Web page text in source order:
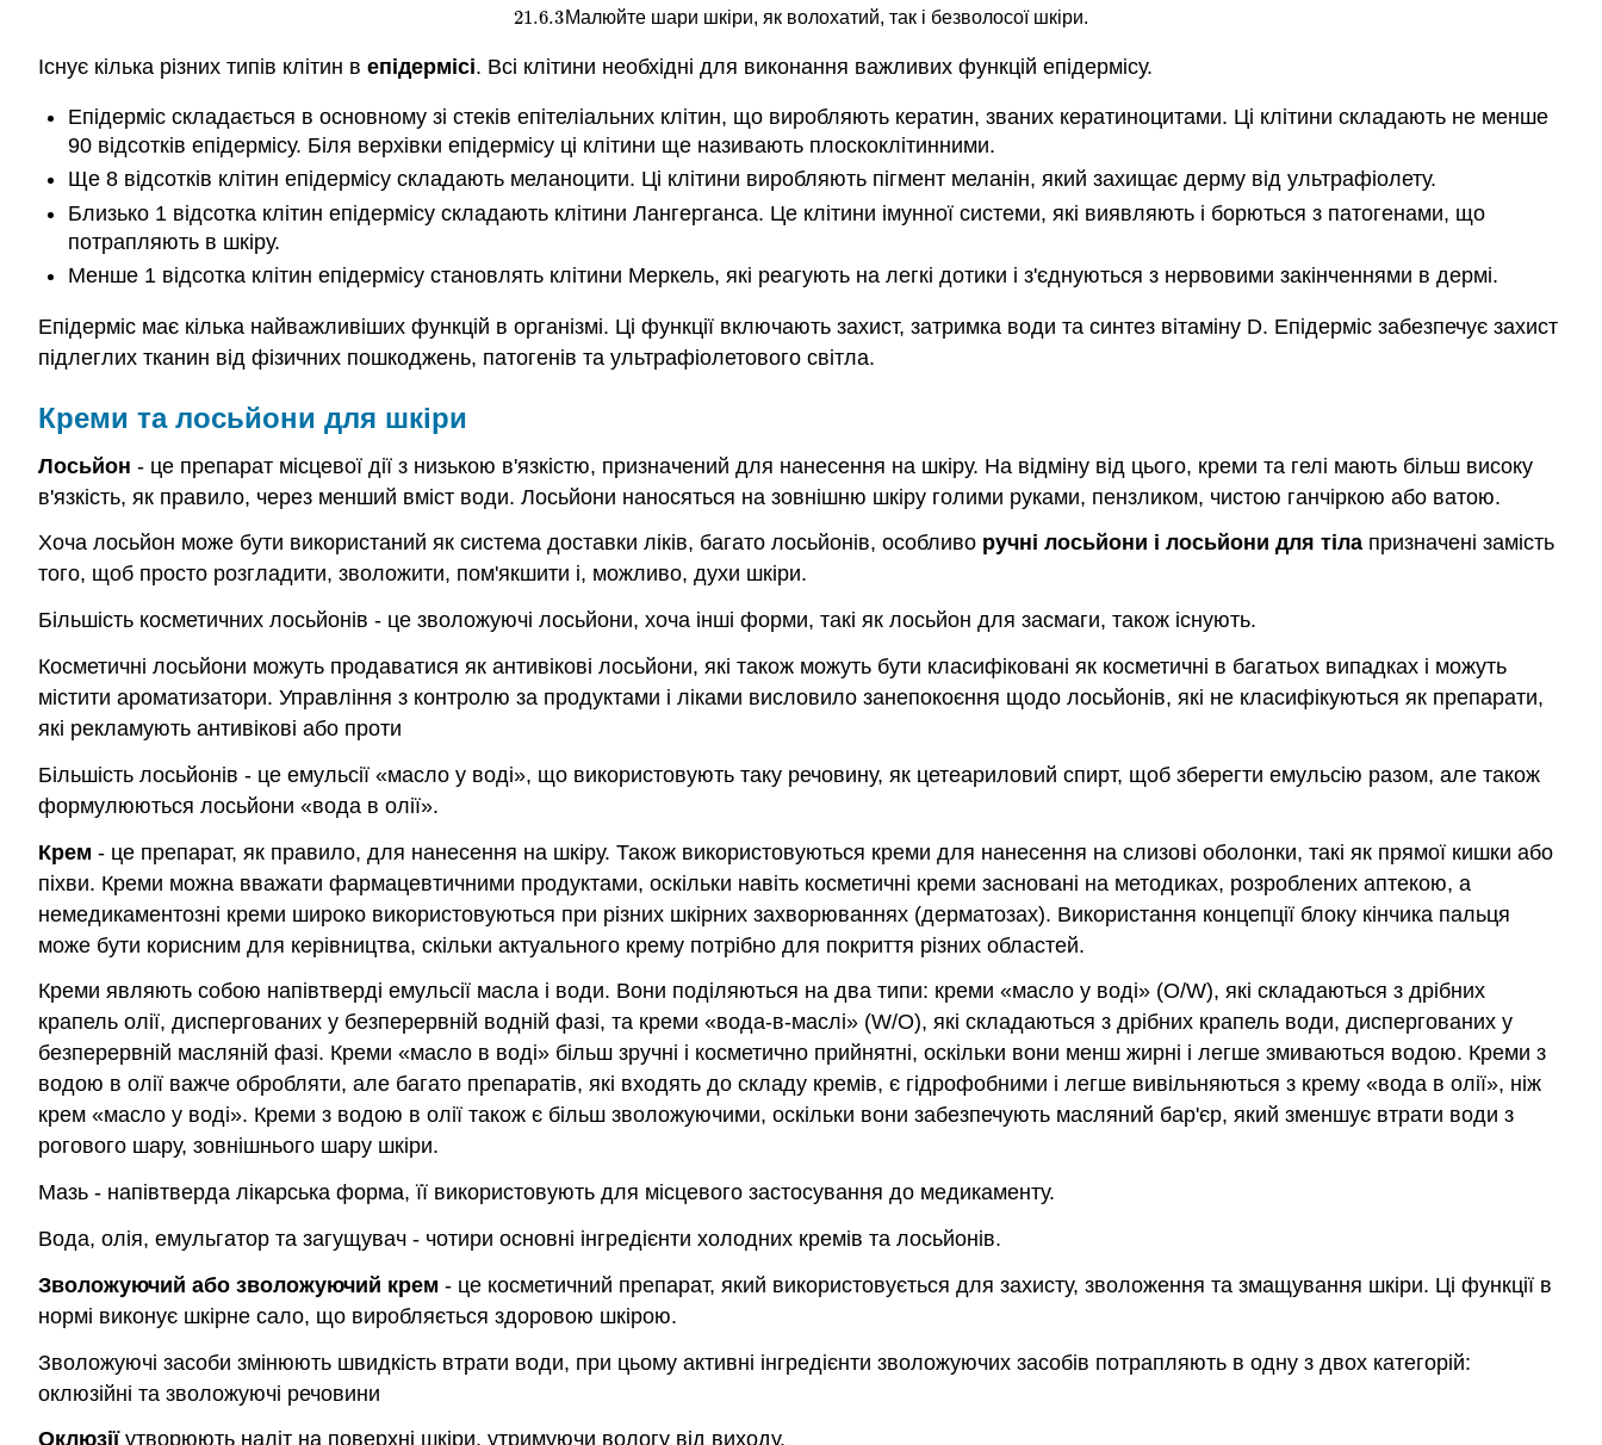
21.6.3
21.6.3Малюйте шари шкіри, як волохатий, так і безволосої шкіри.
Існує кілька різних типів клітин в епідермісі. Всі клітини необхідні для виконання важливих функцій епідермісу.
Епідерміс складається в основному зі стеків епітеліальних клітин, що виробляють кератин, званих кератиноцитами. Ці клітини складають не менше
90 відсотків епідермісу. Біля верхівки епідермісу ці клітини ще називають плоскоклітинними.
Ще 8 відсотків клітин епідермісу складають меланоцити. Ці клітини виробляють пігмент меланін, який захищає дерму від ультрафіолету.
Близько 1 відсотка клітин епідермісу складають клітини Лангерганса. Це клітини імунної системи, які виявляють і борються з патогенами, що
потрапляють в шкіру.
Менше 1 відсотка клітин епідермісу становлять клітини Меркель, які реагують на легкі дотики і з'єднуються з нервовими закінченнями в дермі.
Епідерміс має кілька найважливіших функцій в організмі. Ці функції включають захист, затримка води та синтез вітаміну D. Епідерміс забезпечує захист
підлеглих тканин від фізичних пошкоджень, патогенів та ультрафіолетового світла.
Креми та лосьйони для шкіри
Лосьйон - це препарат місцевої дії з низькою в'язкістю, призначений для нанесення на шкіру. На відміну від цього, креми та гелі мають більш високу
в'язкість, як правило, через менший вміст води. Лосьйони наносяться на зовнішню шкіру голими руками, пензликом, чистою ганчіркою або ватою.
Хоча лосьйон може бути використаний як система доставки ліків, багато лосьйонів, особливо ручні лосьйони і лосьйони для тіла призначені замість
того, щоб просто розгладити, зволожити, пом'якшити і, можливо, духи шкіри.
Більшість косметичних лосьйонів - це зволожуючі лосьйони, хоча інші форми, такі як лосьйон для засмаги, також існують.
Косметичні лосьйони можуть продаватися як антивікові лосьйони, які також можуть бути класифіковані як косметичні в багатьох випадках і можуть
містити ароматизатори. Управління з контролю за продуктами і ліками висловило занепокоєння щодо лосьйонів, які не класифікуються як препарати,
які рекламують антивікові або проти
Більшість лосьйонів - це емульсії «масло у воді», що використовують таку речовину, як цетеариловий спирт, щоб зберегти емульсію разом, але також
формулюються лосьйони «вода в олії».
Крем - це препарат, як правило, для нанесення на шкіру. Також використовуються креми для нанесення на слизові оболонки, такі як прямої кишки або
піхви. Креми можна вважати фармацевтичними продуктами, оскільки навіть косметичні креми засновані на методиках, розроблених аптекою, а
немедикаментозні креми широко використовуються при різних шкірних захворюваннях (дерматозах). Використання концепції блоку кінчика пальця
може бути корисним для керівництва, скільки актуального крему потрібно для покриття різних областей.
Креми являють собою напівтверді емульсії масла і води. Вони поділяються на два типи: креми «масло у воді» (O/W), які складаються з дрібних
крапель олії, диспергованих у безперервній водній фазі, та креми «вода-в-маслі» (W/O), які складаються з дрібних крапель води, диспергованих у
безперервній масляній фазі. Креми «масло в воді» більш зручні і косметично прийнятні, оскільки вони менш жирні і легше змиваються водою. Креми з
водою в олії важче обробляти, але багато препаратів, які входять до складу кремів, є гідрофобними і легше вивільняються з крему «вода в олії», ніж
крем «масло у воді». Креми з водою в олії також є більш зволожуючими, оскільки вони забезпечують масляний бар'єр, який зменшує втрати води з
рогового шару, зовнішнього шару шкіри.
Мазь - напівтверда лікарська форма, її використовують для місцевого застосування до медикаменту.
Вода, олія, емульгатор та загущувач - чотири основні інгредієнти холодних кремів та лосьйонів.
Зволожуючий або зволожуючий крем - це косметичний препарат, який використовується для захисту, зволоження та змащування шкіри. Ці функції в
нормі виконує шкірне сало, що виробляється здоровою шкірою.
Зволожуючі засоби змінюють швидкість втрати води, при цьому активні інгредієнти зволожуючих засобів потрапляють в одну з двох категорій:
оклюзійні та зволожуючі речовини
Оклюзіїутворюють наліт на поверхні шкіри, утримуючи вологу від виходу.